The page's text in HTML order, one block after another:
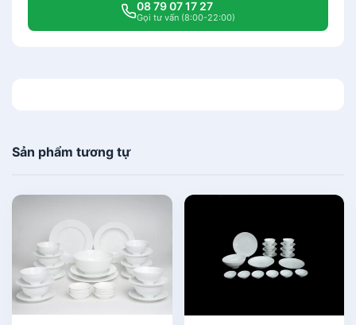
0
n
h
V
08 79 07 17 27
Gọi tư vấn (8:00-22:00)
Sản phẩm tương tự